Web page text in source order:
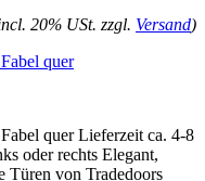
20% USt. zzgl. Versand)
quer
quer Lieferzeit ca. 4-8
oder rechts Elegant,
Türen von Tradedoors